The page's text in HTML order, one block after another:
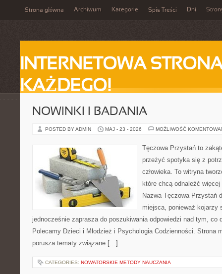
Strona główna Archiwum Kategorie Spis Treści Dni
INTERNETOWA
KAŻDEGO!
NOWINKI I BADANIA
POSTED BY ADMIN MAJ - 23 - 2026 MOŻLIWOŚĆ
Tęczowa Przystań to
przeżyć spotyka się z
człowieka. To witryna
które chcą odnaleźć
Nazwa Tęczowa Przystań
miejsca, ponieważ kojarzy
jednocześnie zaprasza do poszukiwania odpowiedzi nad tym, co
Polecamy Dzieci i Młodzież i Psychologia Codzienności. Strona
porusza tematy związane […]
CATEGORIES: NOWATORSKIE METODY NAUCZANIA